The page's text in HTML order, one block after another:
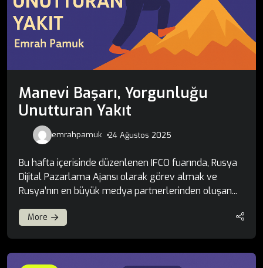
Manevi Başarı, Yorgunluğu
Unutturan Yakıt
emrahpamuk 24 Ağustos 2025
Bu hafta içerisinde düzenlenen IFCO fuarında, Rusya
Dijital Pazarlama Ajansı olarak görev almak ve
Rusya’nın en büyük medya partnerlerinden oluşan...
More